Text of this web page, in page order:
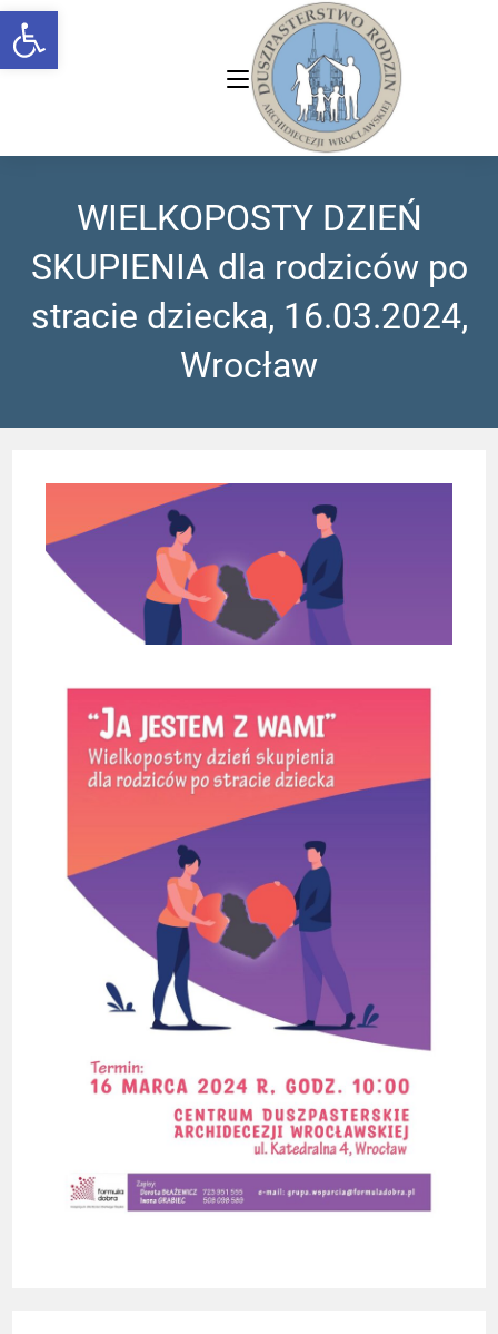
Open toolbar
WIELKOPOSTY DZIEŃ
SKUPIENIA dla rodziców po
stracie dziecka, 16.03.2024,
Wrocław